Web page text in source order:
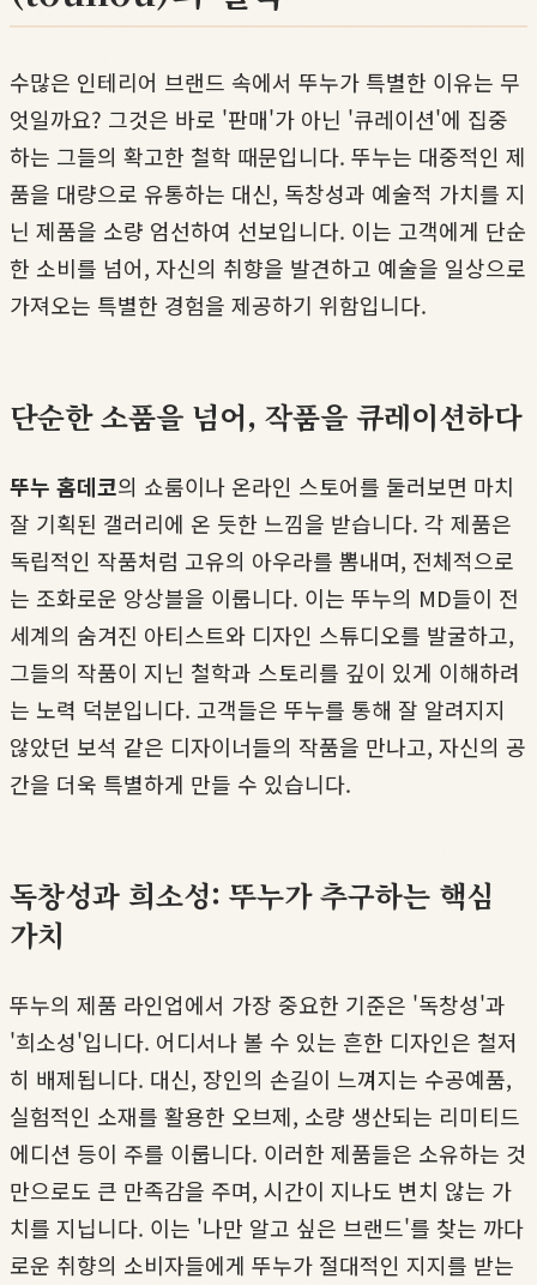
수많은 인테리어 브랜드 속에서 뚜누가 특별한 이유는 무
엇일까요? 그것은 바로 '판매'가 아닌 '큐레이션'에 집중
하는 그들의 확고한 철학 때문입니다. 뚜누는 대중적인 제
품을 대량으로 유통하는 대신, 독창성과 예술적 가치를 지
닌 제품을 소량 엄선하여 선보입니다. 이는 고객에게 단순
한 소비를 넘어, 자신의 취향을 발견하고 예술을 일상으로
가져오는 특별한 경험을 제공하기 위함입니다.
단순한 소품을 넘어, 작품을 큐레이션하다
뚜누 홈데코의 쇼룸이나 온라인 스토어를 둘러보면 마치
잘 기획된 갤러리에 온 듯한 느낌을 받습니다. 각 제품은
독립적인 작품처럼 고유의 아우라를 뽐내며, 전체적으로
는 조화로운 앙상블을 이룹니다. 이는 뚜누의 MD들이 전
세계의 숨겨진 아티스트와 디자인 스튜디오를 발굴하고,
그들의 작품이 지닌 철학과 스토리를 깊이 있게 이해하려
는 노력 덕분입니다. 고객들은 뚜누를 통해 잘 알려지지
않았던 보석 같은 디자이너들의 작품을 만나고, 자신의 공
간을 더욱 특별하게 만들 수 있습니다.
독창성과 희소성: 뚜누가 추구하는 핵심
가치
뚜누의 제품 라인업에서 가장 중요한 기준은 '독창성'과
'희소성'입니다. 어디서나 볼 수 있는 흔한 디자인은 철저
히 배제됩니다. 대신, 장인의 손길이 느껴지는 수공예품,
실험적인 소재를 활용한 오브제, 소량 생산되는 리미티드
에디션 등이 주를 이룹니다. 이러한 제품들은 소유하는 것
만으로도 큰 만족감을 주며, 시간이 지나도 변치 않는 가
치를 지닙니다. 이는 '나만 알고 싶은 브랜드'를 찾는 까다
로운 취향의 소비자들에게 뚜누가 절대적인 지지를 받는